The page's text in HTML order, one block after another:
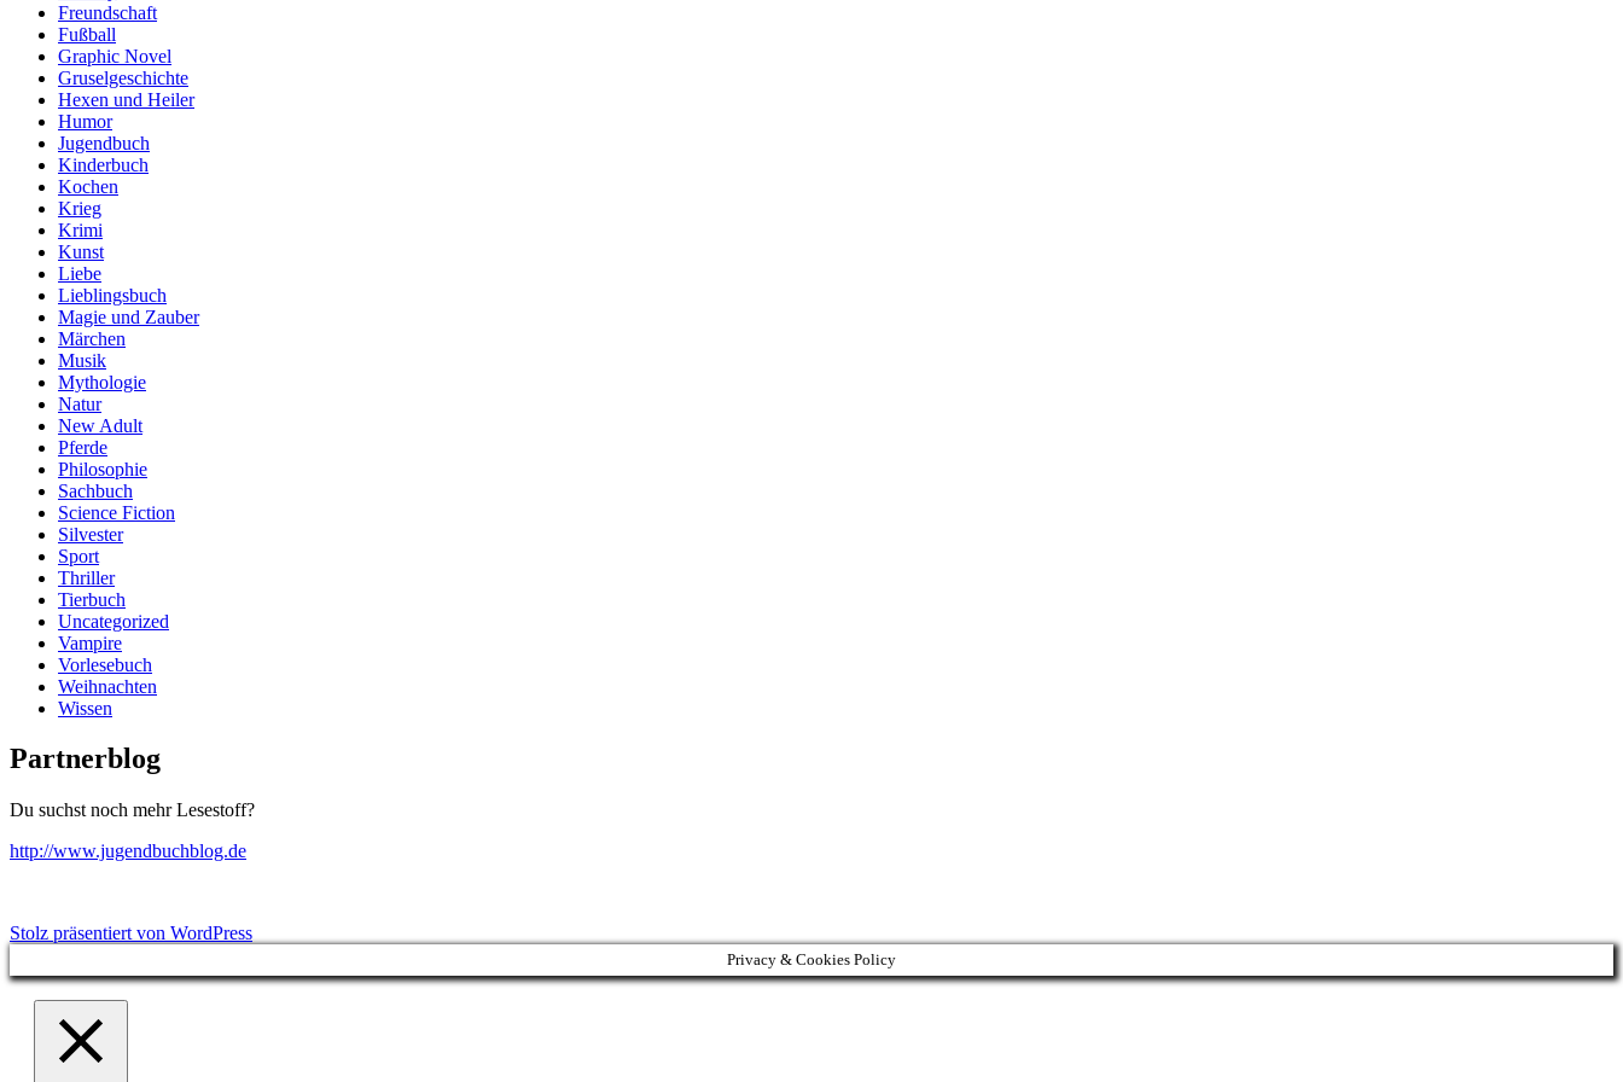
Freundschaft
Fußball
Graphic Novel
Gruselgeschichte
Hexen und Heiler
Humor
Jugendbuch
Kinderbuch
Kochen
Krieg
Krimi
Kunst
Liebe
Lieblingsbuch
Magie und Zauber
Märchen
Musik
Mythologie
Natur
New Adult
Pferde
Philosophie
Sachbuch
Science Fiction
Silvester
Sport
Thriller
Tierbuch
Uncategorized
Vampire
Vorlesebuch
Weihnachten
Wissen
Partnerblog
Du suchst noch mehr Lesestoff?
http://www.jugendbuchblog.de
Stolz präsentiert von WordPress
Privacy & Cookies Policy